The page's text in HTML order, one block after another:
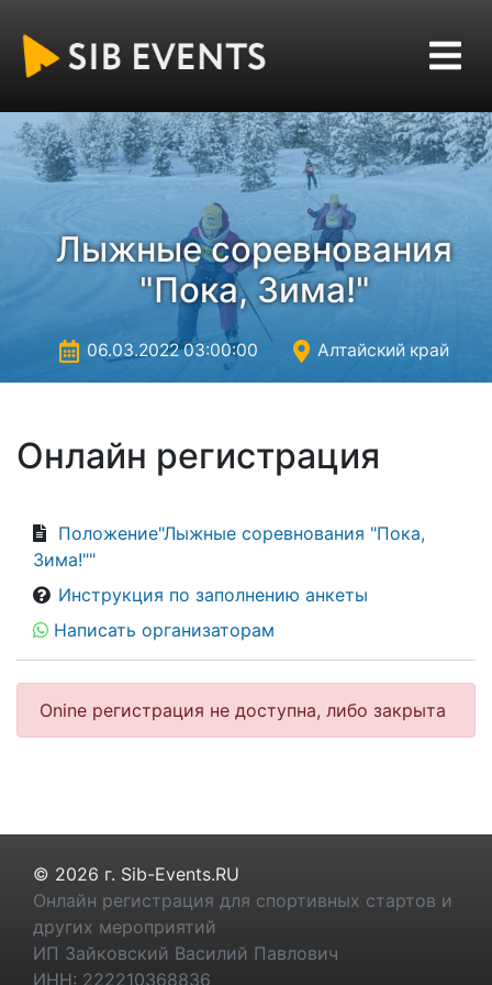
Лыжные соревнования
"Пока, Зима!"
06.03.2022 03:00:00 Алтайский край
Онлайн регистрация
Положение"Лыжные соревнования "Пока,
Зима!""
Инструкция по заполнению анкеты
Написать организаторам
Onine регистрация не доступна, либо закрыта
© 2026 г. Sib-Events.RU
Онлайн регистрация для спортивных стартов и
других мероприятий
ИП Зайковский Василий Павлович
ИНН: 222210368836